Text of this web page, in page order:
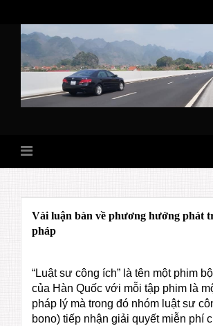
content
Vài luận bàn về phương hướng phát
pháp
“Luật sư công ích” là tên một phim
của Hàn Quốc với mỗi tập phim là
pháp lý mà trong đó nhóm luật sư
bono) tiếp nhận giải quyết miễn phí